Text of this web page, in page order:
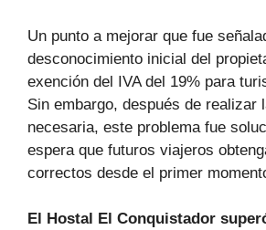
Un punto a mejorar que fue
desconocimiento inicial del
exención del IVA del 19% para
Sin embargo, después de realizar
necesaria, este problema fue
espera que futuros viajeros
correctos desde el primer
El Hostal El Conquistador